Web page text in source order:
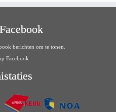
berichten om te tonen.
Facebook